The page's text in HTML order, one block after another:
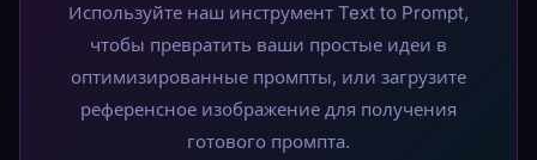
Используйте наш инструмент Text to Prompt,
чтобы превратить ваши простые идеи в
оптимизированные промпты, или загрузите
референсное изображение для получения
готового промпта.